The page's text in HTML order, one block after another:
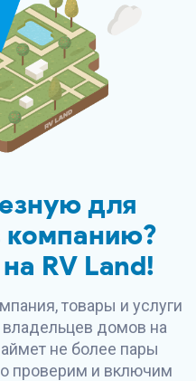
для
компанию?
RV Land!
товары и услуги
домов на
не более пары
проверим и включим